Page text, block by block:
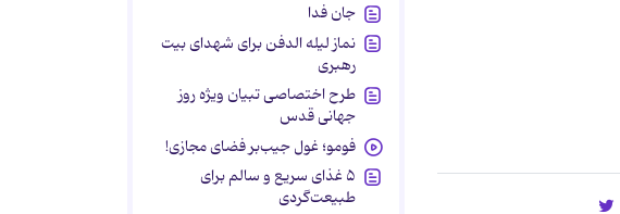
جان فدا
نماز لیله الدفن برای شهدای بیت
رهبری
طرح اختصاصی تبیان ویژه روز
جهانی قدس
فومو؛ غول جیب‌بر فضای مجازی!
۵ غذای سریع و سالم برای
طبیعت‌گردی